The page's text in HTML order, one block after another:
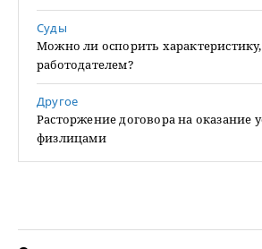
Суды
Можно ли оспорить
работодателем?
Другое
Расторжение договора на оказание
физлицами